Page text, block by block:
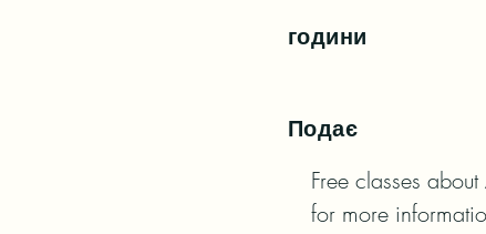
години
Подає
Free classes
for more